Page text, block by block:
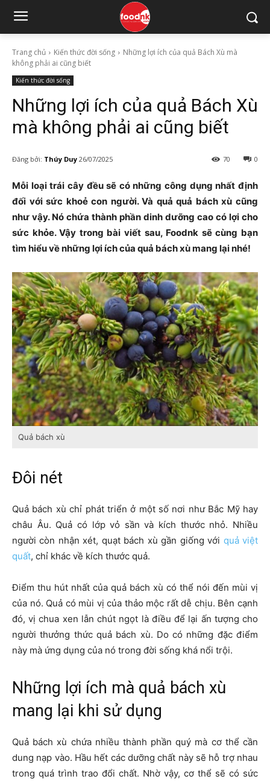
Trang chủ Kiến thức đời sống
Những lợi ích của quả Bách Xù mà
không phải ai cũng biết
Kiến thức đời sống
Những lợi ích của quả Bách Xù
mà không phải ai cũng biết
Đăng bởi: Thúy Duy 26/07/2025 0
70
Mỗi loại trái cây đều sẽ có những công dụng nhất định
đối với sức khoẻ con người. Và quả quả bách xù cũng
như vậy. Nó chứa thành phần dinh dưỡng cao có lợi cho
sức khỏe. Vậy trong bài viết sau, Foodnk sẽ cùng bạn
tìm hiểu về những lợi ích của quả bách xù mang lại nhé!
Quả bách xù
Đôi nét
Quả bách xù chỉ phát triển ở một số nơi như Bắc Mỹ hay
châu Âu. Quả có lớp vỏ sần và kích thước nhỏ. Nhiều
người còn nhận xét, quạt bách xù gần giống với quả việt
quất, chỉ khác về kích thước quả.
Điểm thu hút nhất của quả bách xù có thể nói đến mùi vị
của nó. Quả có mùi vị của thảo mộc rất dễ chịu. Bên cạnh
đó, vị chua xen lẫn chút ngọt là điều để lại ấn tượng cho
người thưởng thức quả bách xù. Do có những đặc điểm
này mà ứng dụng của nó trong đời sống khá nổi trội.
Những lợi ích mà quả bách xù
mang lại khi sử dụng
Quả bách xù chứa nhiều thành phần quý mà cơ thể cần
dung nạp vào. Hầu hết các dưỡng chất này sẽ hỗ trợ nhau
trong quá trình trao đổi chất. Nhờ vậy, cơ thể sẽ có sức